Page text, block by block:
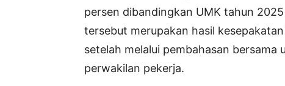
persen dibandingkan UMK tahun
tersebut merupakan hasil
setelah melalui pembahasan bersama
perwakilan pekerja.